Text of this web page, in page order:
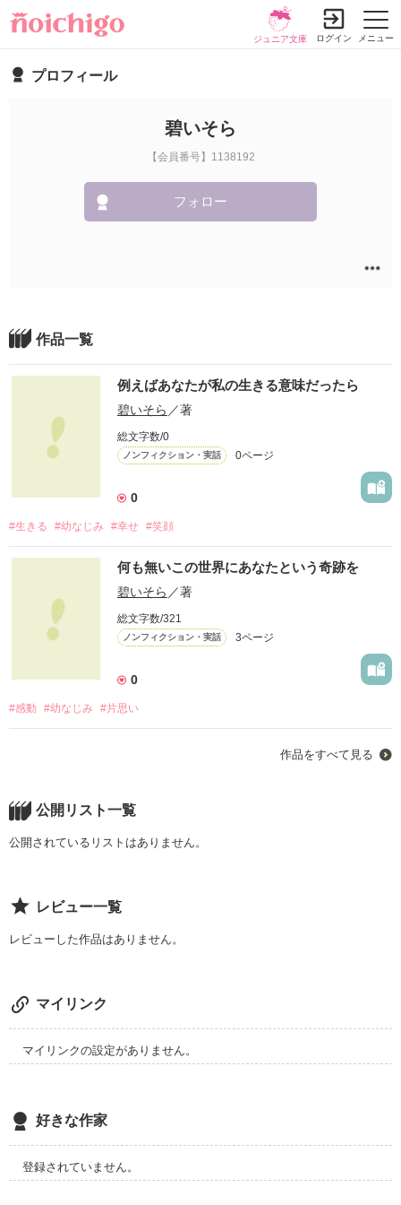
メニュー
ジュニア文庫 ログイン
プロフィール
碧いそら
【会員番号】1138192
フォロー
作品一覧
例えばあなたが私の生きる意味だったら
碧いそら ／著
総文字数/0
ノンフィクション・実話 0ページ
0
#生きる #幼なじみ #幸せ #笑顔
何も無いこの世界にあなたという奇跡を
碧いそら ／著
総文字数/321
ノンフィクション・実話 3ページ
0
#感動 #幼なじみ #片思い
作品をすべて見る
公開リスト一覧
公開されているリストはありません。
レビュー一覧
レビューした作品はありません。
マイリンク
マイリンクの設定がありません。
好きな作家
登録されていません。